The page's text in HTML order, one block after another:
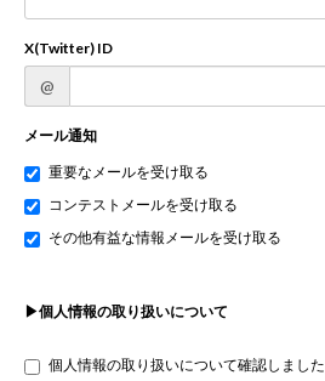
X(Twitter) ID
@
メール通知
重要なメールを受け取る
コンテストメールを受け取る
その他有益な情報メールを受け取る
▶個人情報の取り扱いについて
個人情報の取り扱いについて確認しました